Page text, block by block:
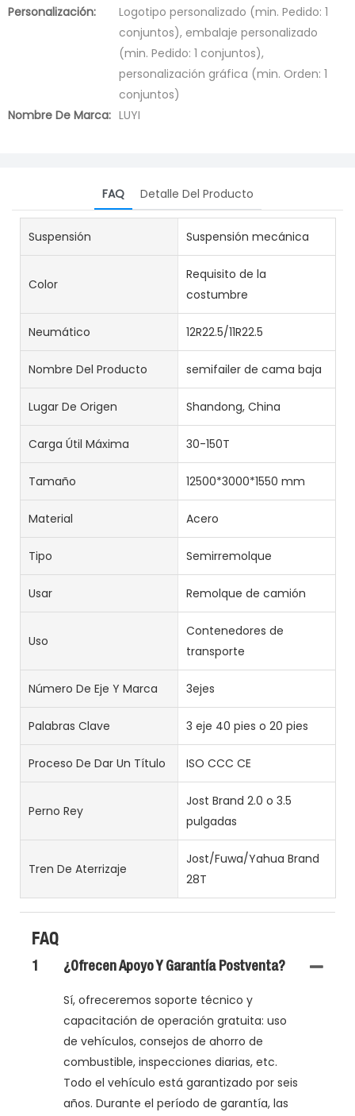
Personalización:
Logotipo personalizado (min. Pedido: 1
conjuntos), embalaje personalizado
(min. Pedido: 1 conjuntos),
personalización gráfica (min. Orden: 1
conjuntos)
Nombre De Marca: LUYI
FAQ Detalle Del Producto
Suspensión Suspensión mecánica
Color
Requisito de la
costumbre
Neumático 12R22.5/11R22.5
Nombre Del Producto semifailer de cama baja
Lugar De Origen Shandong, China
Carga Útil Máxima 30-150T
Tamaño 12500*3000*1550 mm
Material Acero
Tipo Semirremolque
Usar Remolque de camión
Uso
Contenedores de
transporte
Número De Eje Y Marca 3ejes
Palabras Clave 3 eje 40 pies o 20 pies
Proceso De Dar Un Título ISO CCC CE
Perno Rey
Jost Brand 2.0 o 3.5
pulgadas
Tren De Aterrizaje
Jost/Fuwa/Yahua Brand
28T
FAQ
1 ¿Ofrecen Apoyo Y Garantía Postventa?
Sí, ofreceremos soporte técnico y
capacitación de operación gratuita: uso
de vehículos, consejos de ahorro de
combustible, inspecciones diarias, etc.
Todo el vehículo está garantizado por seis
años. Durante el período de garantía, las